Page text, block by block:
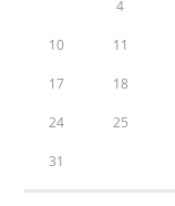
4
10 11
17 18
24 25
31